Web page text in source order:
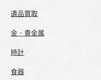
遺品買取
金・貴金属
時計
食器